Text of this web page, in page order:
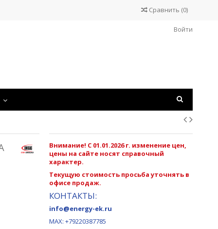
Сравнить (0)
Войти
Внимание! С 01.01.2026 г. изменение цен,
цены на сайте носят справочный
характер.
Текущую стоимость просьба уточнять в
офисе продаж.
КОНТАКТЫ:
info@energy-ek.ru
MAX: +79220387785